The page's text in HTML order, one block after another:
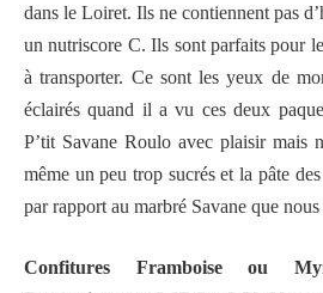
dans le Loiret. Ils ne contiennent pas
un nutriscore C. Ils sont parfaits pour
à transporter. Ce sont les yeux de
éclairés quand il a vu ces deux
P’tit Savane Roulo avec plaisir mais
même un peu trop sucrés et la pâte
par rapport au marbré Savane que
Confitures Framboise ou